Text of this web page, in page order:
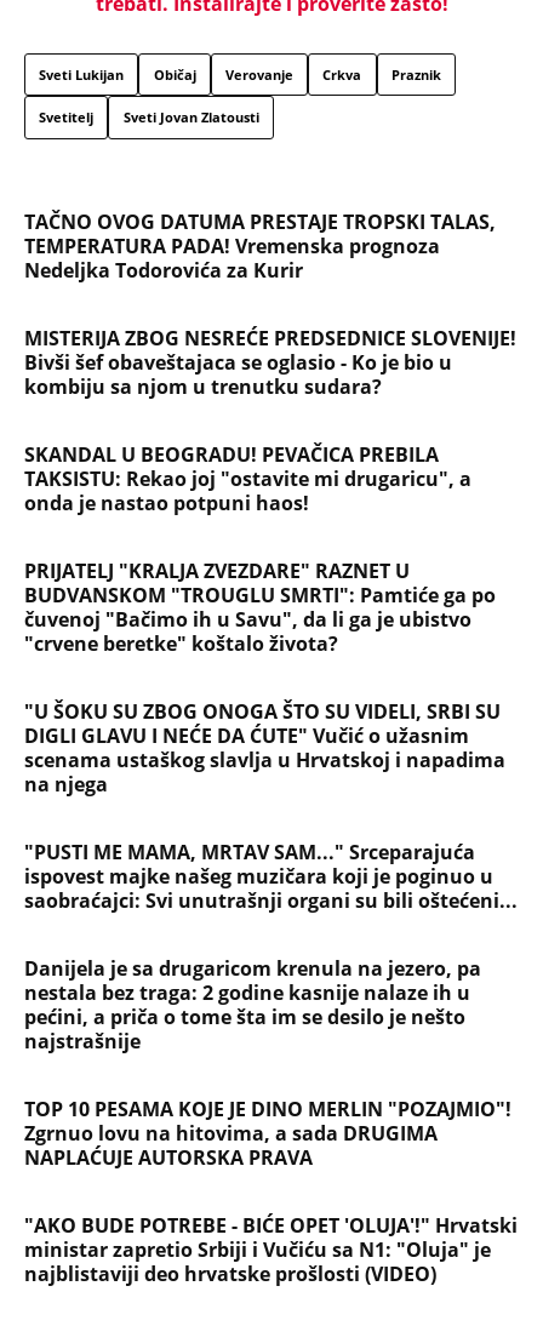
Sveti Lukijan Običaj Verovanje Crkva Praznik
Svetitelj Sveti Jovan Zlatousti
TAČNO OVOG DATUMA PRESTAJE TROPSKI TALAS,
TEMPERATURA PADA! Vremenska prognoza
Nedeljka Todorovića za Kurir
MISTERIJA ZBOG NESREĆE PREDSEDNICE SLOVENIJE!
Bivši šef obaveštajaca se oglasio - Ko je bio u
kombiju sa njom u trenutku sudara?
SKANDAL U BEOGRADU! PEVAČICA PREBILA
TAKSISTU: Rekao joj "ostavite mi drugaricu", a
onda je nastao potpuni haos!
PRIJATELJ "KRALJA ZVEZDARE" RAZNET U
BUDVANSKOM "TROUGLU SMRTI": Pamtiće ga po
čuvenoj "Bačimo ih u Savu", da li ga je ubistvo
"crvene beretke" koštalo života?
"U ŠOKU SU ZBOG ONOGA ŠTO SU VIDELI, SRBI SU
DIGLI GLAVU I NEĆE DA ĆUTE" Vučić o užasnim
scenama ustaškog slavlja u Hrvatskoj i napadima
na njega
"PUSTI ME MAMA, MRTAV SAM..." Srceparajuća
ispovest majke našeg muzičara koji je poginuo u
saobraćajci: Svi unutrašnji organi su bili oštećeni...
Danijela je sa drugaricom krenula na jezero, pa
nestala bez traga: 2 godine kasnije nalaze ih u
pećini, a priča o tome šta im se desilo je nešto
najstrašnije
TOP 10 PESAMA KOJE JE DINO MERLIN "POZAJMIO"!
Zgrnuo lovu na hitovima, a sada DRUGIMA
NAPLAĆUJE AUTORSKA PRAVA
"AKO BUDE POTREBE - BIĆE OPET 'OLUJA'!" Hrvatski
ministar zapretio Srbiji i Vučiću sa N1: "Oluja" je
najblistaviji deo hrvatske prošlosti (VIDEO)